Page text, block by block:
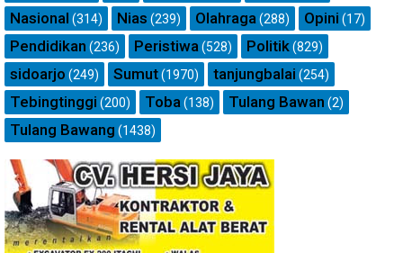
Nasional (314) Nias (239) Olahraga (288) Opini (17)
Pendidikan (236) Peristiwa (528) Politik(829)
sidoarjo (249) Sumut(1970) tanjungbalai (254)
Tebingtinggi (200) Toba (138) Tulang Bawan (2)
Tulang Bawang (1438)